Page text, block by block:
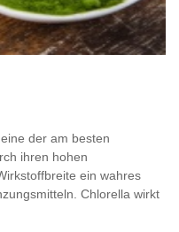
der am besten
ihren hohen
ein wahres
Chlorella wirkt